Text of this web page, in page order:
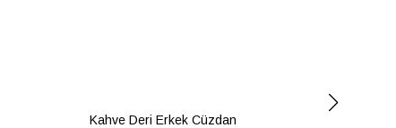
Kahve Deri Erkek Cüzdan